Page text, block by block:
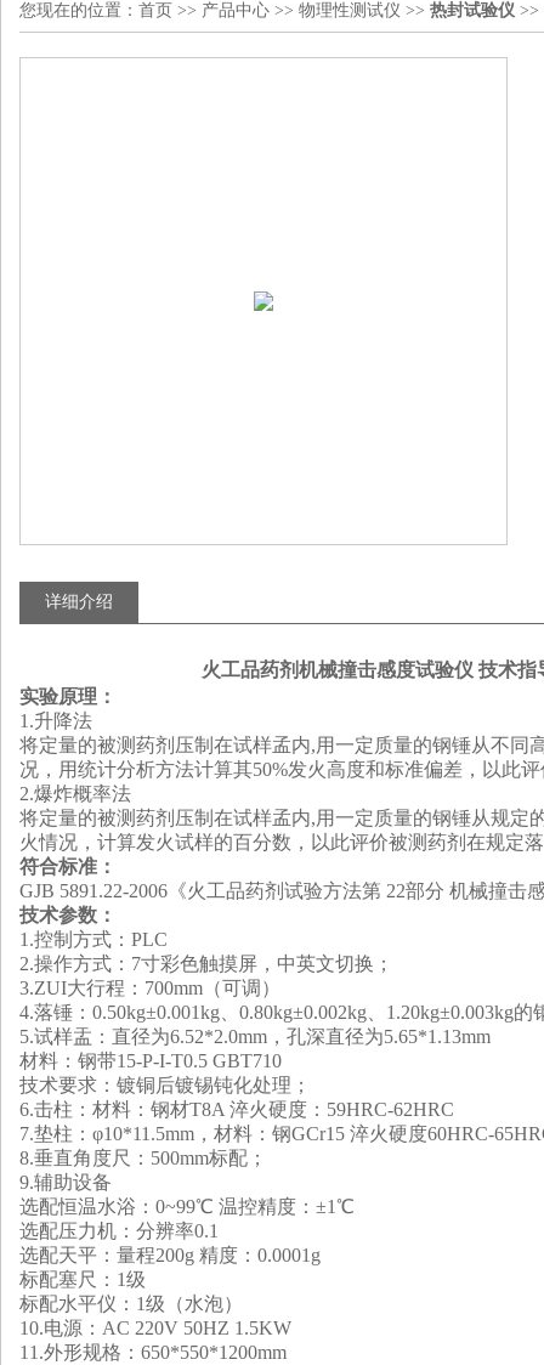
您现在的位置： 首页 >> 产品中心 >> 物理性测试仪 >> 热封试验仪 >>
详细介绍
火工品药剂机械撞击感度试验仪 技术指
实验原理 ：
1.升降法
将定量的被测药剂压制在试样孟内,用一定质量的钢锤从不
况，用统计分析方法计算其50%发火高度和标准偏差，以此
2.爆炸概率法
将定量的被测药剂压制在试样孟内,用一定质量的钢锤从规
火情况，计算发火试样的百分数，以此评价被测药剂在规定
符合标准：
GJB 5891.22-2006 《火工品药剂试验方法第 22部分 机械撞击
技术参数：
1.控制方式：PLC
2.操作方式： 7寸彩色触摸屏 ， 中英文切换；
3.ZUI大行程： 700mm（可调）
4.落锤：0.50kg±0.001kg、0.80kg±0.002kg、1.20kg±0.003kg的
5.试样盂：直径为6.52*2.0mm，孔深直径为5.65*1.13mm
材料 ： 钢带15-P-I-T0.5 GBT710
技术要求 ： 镀铜后镀锡钝化处理 ；
6.击柱 ： 材料 ： 钢材T8A 淬火硬度 ： 59HRC-62HRC
7.垫柱 ： φ10*11.5mm ， 材料 ： 钢GCr15 淬火硬度60HRC-
8.垂直角度尺：500mm标配；
9.辅助设备
选配恒温水浴 ： 0~99℃ 温控精度：±1℃
选配压力机 ： 分辨率0.1
选配天平：量程200g 精度：0.0001g
标配塞尺：1级
标配水平仪：1级 （水泡）
10.电源：AC 220V 50HZ 1.5KW
1 1 .外形规格：650*550*1200mm